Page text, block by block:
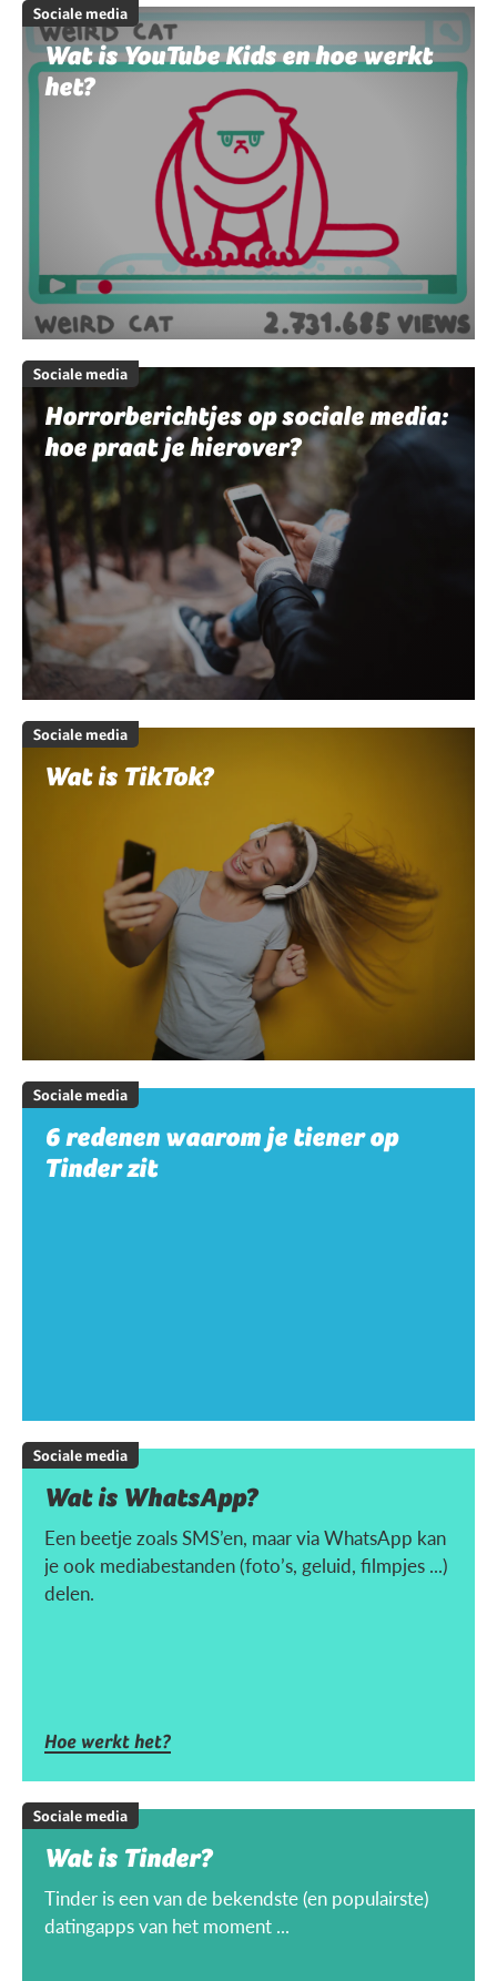
Sociale media
Wat is YouTube Kids en hoe werkt
het?
Sociale media
Horrorberichtjes op sociale media:
hoe praat je hierover?
Sociale media
Wat is TikTok?
Sociale media
6 redenen waarom je tiener op
Tinder zit
Sociale media
Wat is WhatsApp?
Een beetje zoals SMS’en, maar via WhatsApp kan
je ook mediabestanden (foto’s, geluid, filmpjes ...)
delen.
Hoe werkt het?
Sociale media
Wat is Tinder?
Tinder is een van de bekendste (en populairste)
datingapps van het moment ...